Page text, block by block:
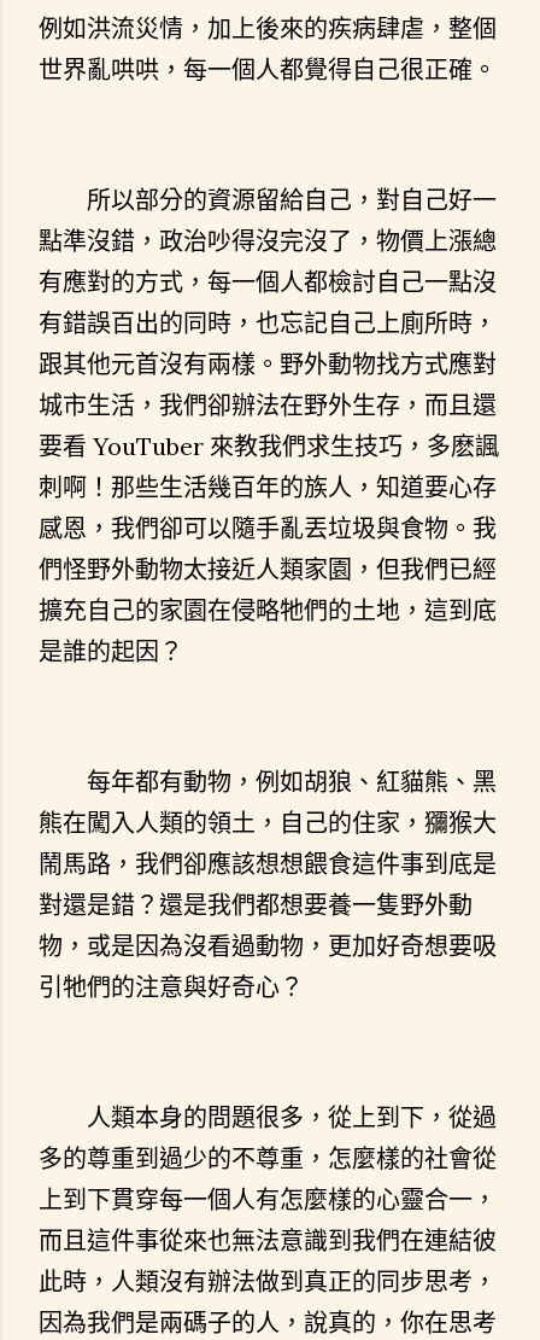
例如洪流災情，加上後來的疾病肆虐，整個
世界亂哄哄，每一個人都覺得自己很正確。
所以部分的資源留給自己，對自己好一
點準沒錯，政治吵得沒完沒了，物價上漲總
有應對的方式，每一個人都檢討自己一點沒
有錯誤百出的同時，也忘記自己上廁所時，
跟其他元首沒有兩樣。野外動物找方式應對
城市生活，我們卻辦法在野外生存，而且還
要看 YouTuber 來教我們求生技巧，多麽諷
刺啊！那些生活幾百年的族人，知道要心存
感恩，我們卻可以隨手亂丟垃圾與食物。我
們怪野外動物太接近人類家園，但我們已經
擴充自己的家園在侵略牠們的土地，這到底
是誰的起因？
每年都有動物，例如胡狼、紅貓熊、黑
熊在闖入人類的領土，自己的住家，獼猴大
鬧馬路，我們卻應該想想餵食這件事到底是
對還是錯？還是我們都想要養一隻野外動
物，或是因為沒看過動物，更加好奇想要吸
引牠們的注意與好奇心？
人類本身的問題很多，從上到下，從過
多的尊重到過少的不尊重，怎麼樣的社會從
上到下貫穿每一個人有怎麼樣的心靈合一，
而且這件事從來也無法意識到我們在連結彼
此時，人類沒有辦法做到真正的同步思考，
因為我們是兩碼子的人，說真的，你在思考